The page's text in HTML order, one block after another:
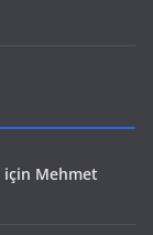
için Mehmet